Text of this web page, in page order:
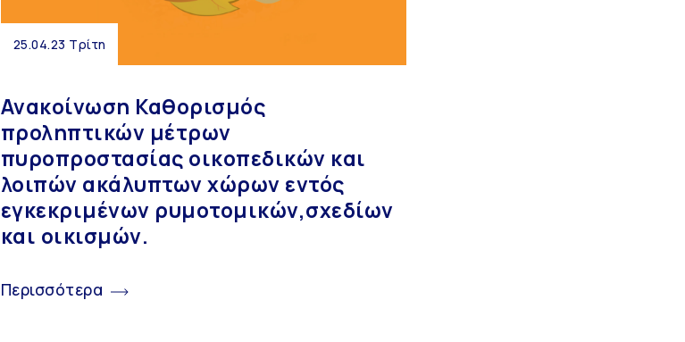
25.04.23 Τρίτη
Ανακοίνωση Καθορισμός
προληπτικών μέτρων
πυροπροστασίας οικοπεδικών και
λοιπών ακάλυπτων χώρων εντός
εγκεκριμένων ρυμοτομικών,σχεδίων
και οικισμών.
Περισσότερα